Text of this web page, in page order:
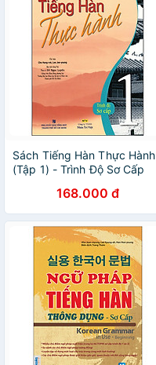
Sách Tiếng Hàn Thực Hành
(Tập 1) - Trình Độ Sơ Cấp
168.000 đ